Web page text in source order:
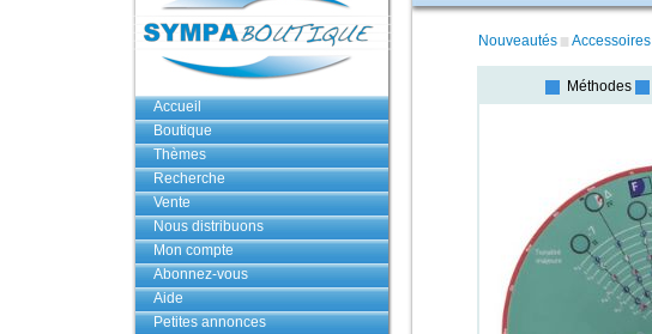
Accueil
Boutique
Thèmes
Recherche
Vente
Nous distribuons
Mon compte
Abonnez-vous
Aide
Petites annonces
Nouveautés Accessoires
Méthodes